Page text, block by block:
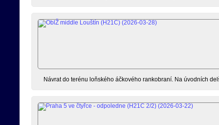
Návrat do terénu loňského áčkového rankobraní. Na úvodních